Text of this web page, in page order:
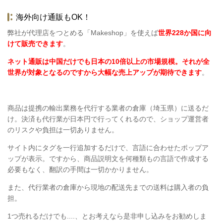
海外向け通販もOK！
弊社が代理店をつとめる「Makeshop」を使えば世界228か国に向
けて販売できます。
ネット通販は中国だけでも日本の10倍以上の市場規模。それが全
世界が対象となるのですから大幅な売上アップが期待できます。
商品は提携の輸出業務を代行する業者の倉庫（埼玉県）に送るだ
け。決済も代行業が日本円で行ってくれるので、ショップ運営者
のリスクや負担は一切ありません。
サイト内にタグを一行追加するだけで、言語に合わせたポップア
ップが表示。ですから、商品説明文を何種類もの言語で作成する
必要もなく、翻訳の手間は一切かかりません。
また、代行業者の倉庫から現地の配送先までの送料は購入者の負
担。
1つ売れるだけでも....、とお考えなら是非申し込みをお勧めしま